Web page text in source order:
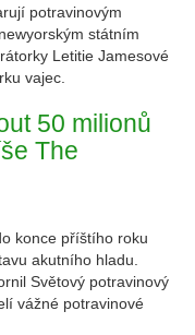
potravinovým
státním
Letitie Jamesové
vajec.
50 milionů
The
konce příštího roku
akutního hladu.
Světový potravinový
vážné potravinové